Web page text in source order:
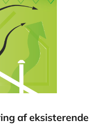
af eksisterende